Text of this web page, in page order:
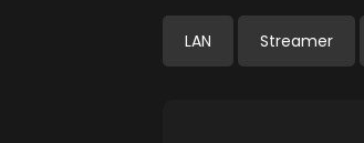
LAN Streamer